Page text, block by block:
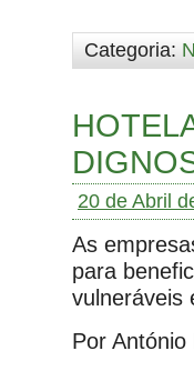
Categoria:
20 de Abril
As
para
vulneráveis
Por António